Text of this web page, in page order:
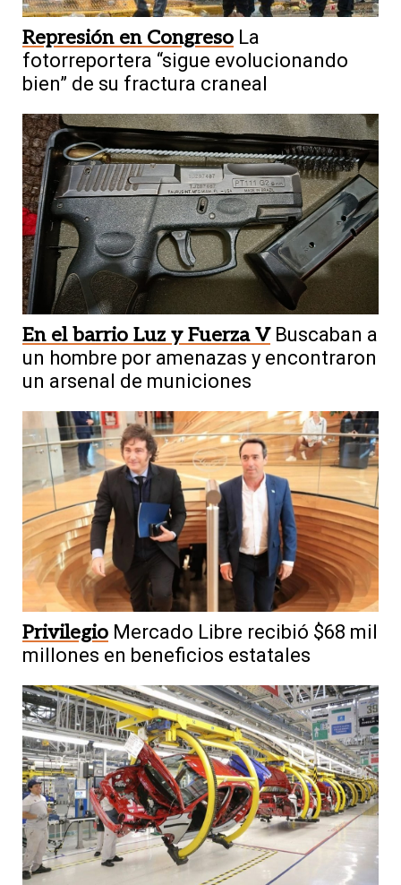
Represión en Congreso La
fotorreportera “sigue evolucionando
bien” de su fractura craneal
En el barrio Luz y Fuerza V Buscaban a
un hombre por amenazas y encontraron
un arsenal de municiones
Privilegio Mercado Libre recibió $68 mil
millones en beneficios estatales